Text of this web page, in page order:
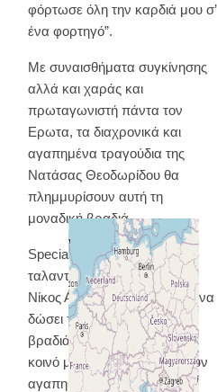
φόρτωσε όλη την καρδιά μου σ’
ένα φορτηγό”.
Με συναισθήματα συγκίνησης
αλλά και χαράς και
πρωταγωνιστή πάντα τον
Ερωτα, τα διαχρονικά και
αγαπημένα τραγούδια της
Νατάσας Θεοδωρίδου θα
πλημμυρίσουν αυτή τη
μοναδική βραδιά.
Special Guest θα είναι ο
ταλαντούχος καλλιτέχνης
Νίκος Απέργης, που έρχεται να
δώσει τη δική του νότα στη
βραδιά, παρασύροντας το
κοινό με τραγούδια που έχουν
αγαπηθεί ιδιαίτερα, όπως